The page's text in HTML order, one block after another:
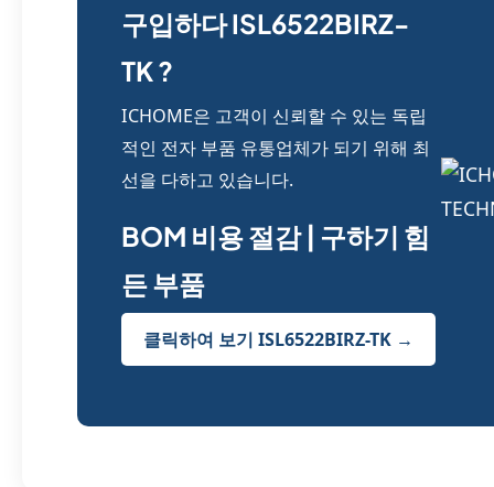
구입하다 ISL6522BIRZ-
TK ?
ICHOME은 고객이 신뢰할 수 있는 독립
적인 전자 부품 유통업체가 되기 위해 최
선을 다하고 있습니다.
BOM 비용 절감 | 구하기 힘
든 부품
클릭하여 보기 ISL6522BIRZ-TK →